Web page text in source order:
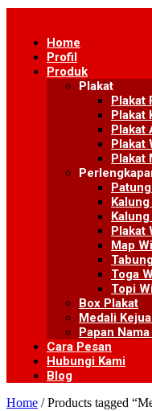
content
Home
Profil
Produk
Plakat
Plakat
Plakat
Plakat
Plakat
Plakat
Plakat
Map
Toga
Topi
Box Plakat
Medali
Papan
Cara Pesan
Hubungi Kami
Blog
Home / Products tagged